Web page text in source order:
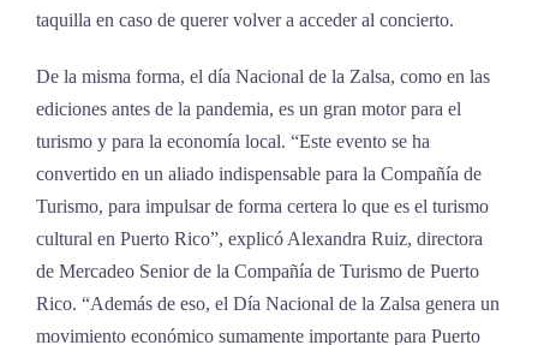
taquilla en caso de querer volver a acceder al concierto.
De la misma forma, el día Nacional de la Zalsa, como en las
ediciones antes de la pandemia, es un gran motor para el
turismo y para la economía local. “Este evento se ha
convertido en un aliado indispensable para la Compañía de
Turismo, para impulsar de forma certera lo que es el turismo
cultural en Puerto Rico”, explicó Alexandra Ruiz, directora
de Mercadeo Senior de la Compañía de Turismo de Puerto
Rico. “Además de eso, el Día Nacional de la Zalsa genera un
movimiento económico sumamente importante para Puerto